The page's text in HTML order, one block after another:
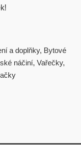
a doplňky, Bytové
náčiní, Vařečky,